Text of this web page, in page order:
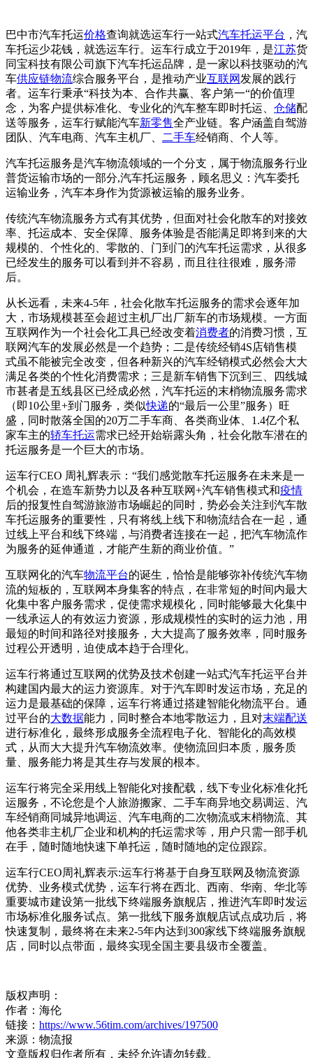
巴中市汽车托运价格查询就选运车行一站式汽车托运平台 ，汽
车托运少花钱，就选运车行。运车行成立于2019年，是江苏货
同宝科技有限公司旗下汽车托运品牌，是一家以科技驱动的汽
车供应链物流综合服务平台，是推动产业互联网 发展的践行
者。运车行秉承“科技为本、合作共赢、客户第一“的价值理
念，为客户提供标准化、专业化的汽车整车即时托运、 仓储配
送等服务，运车行赋能汽车新零售全产业链。客户涵盖自驾游
团队、汽车电商、汽车主机厂、
二手车经销商、个人等。
汽车托运服务是汽车物流领域的一个分支，属于物流服务行业
普货运输市场的一部分,汽车托运服务，顾名思义：汽车委托
运输业务，汽车本身作为货源被运输的服务业务。
传统汽车物流服务方式有其优势，但面对社会化散车的对接效
率、托运成本、安全保障、服务体验是否能满足即将到来的大
规模的、个性化的、零散的、门到门的汽车托运需求，从很多
已经发生的服务可以看到并不容易，而且往往很难，服务滞
后。
从长远看，未来4-5年，社会化散车托运服务的需求会逐年加
大，市场规模甚至会超过主机厂出厂新车的市场规模。一方面
互联网作为一个社会化工具已经改变着消费者的消费习惯，互
联网汽车的发展必然是一个趋势；二是传统经销4S店销售模
式虽不能被完全改变，但各种新兴的汽车经销模式必然会大大
满足各类的个性化消费需求；三是新车销售下沉到三、四线城
市甚者是五线县区已经成必然，汽车托运的末梢物流服务需求
（即10公里+到门服务，类似快递的“最后一公里”服务）旺
盛，同时散落全国的20万二手车商、各类商业体、1.4亿个私
家车主的轿车托运需求已经开始崭露头角，社会化散车潜在的
托运服务是一个巨大的市场。
运车行CEO 周礼辉表示：“我们感觉散车托运服务在未来是一
个机会，在造车新势力以及各种互联网+汽车销售模式和疫情
后的报复性自驾游旅游市场崛起的同时，势必会关注到汽车散
车托运服务的重要性，只有将线上线下和物流结合在一起，通
过线上平台和线下终端，与消费者连接在一起，把汽车物流作
为服务的延伸通道，才能产生新的商业价值。”
互联网化的汽车物流平台的诞生，恰恰是能够弥补传统汽车物
流的短板的，互联网本身集客的特点，在非常短的时间内最大
化集中客户服务需求，促使需求规模化，同时能够最大化集中
一线承运人的有效运力资源，形成规模性的实时的运力池，用
最短的时间和路径对接服务，大大提高了服务效率，同时服务
过程公开透明，迫使成本趋于合理化。
运车行将通过互联网的优势及技术创建一站式汽车托运平台并
构建国内最大的运力资源库。对于汽车即时发运市场，充足的
运力是最基础的保障，运车行将通过搭建智能化物流平台。通
过平台的大数据能力，同时整合本地零散运力，且对末端配送
进行标准化，最终形成服务全流程电子化、智能化的高效模
式，从而大大提升汽车物流效率。使物流回归本质，服务质
量、服务能力将是其生存与发展的根本。
运车行将完全采用线上智能化对接配载，线下专业化标准化托
运服务，不论您是个人旅游搬家、二手车商异地交易调运、汽
车经销商同城异地调运、汽车电商的二次物流或末梢物流、其
他各类非主机厂企业和机构的托运需求等，用户只需一部手机
在手，随时随地快速下单托运，随时随地的定位跟踪。
运车行CEO周礼辉表示:运车行将基于自身互联网及物流资源
优势、业务模式优势，运车行将在西北、西南、华南、华北等
重要城市建设第一批线下终端服务旗舰店，推进汽车即时发运
市场标准化服务试点。第一批线下服务旗舰店试点成功后，将
快速复制，最终将在未来2-5年内达到300家线下终端服务旗舰
店，同时以点带面，最终实现全国主要县级市全覆盖。
版权声明：
作者：海伦
链接： https://www.56tim.com/archives/197500
来源：物流报
文章版权归作者所有，未经允许请勿转载。